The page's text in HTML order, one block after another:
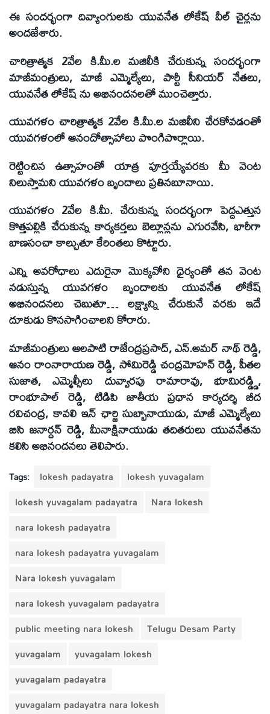
ఈ సందర్భంగా దివ్యాంగులకు యువనేత లోకేష్ వీల్ చైర్లను
అందజేశారు.
చారిత్రాత్మక 2వేల కి.మీ.ల మజిలీకి చేరుకున్న సందర్భంగా
మాజీమంత్రులు, మాజీ ఎమ్మెల్యేలు, పార్టీ సీనియర్ నేతలు,
యువనేత లోకేష్ ను అభినందనలతో ముంచెత్తారు.
యువగళం చారిత్రాత్మక 2వేల కి.మీ.ల మజిలీని చేరకోవడంతో
యువగళంలో ఆనందోత్సాహాలు పొంగిపొర్లాయి.
రెట్టించిన ఉత్సాహంతో యాత్ర పూర్తయ్యేవరకు మీ వెంట
నిలుస్తామని యువగళం బృందాలు ప్రతినబూనాయి.
యువగళం 2వేల కి.మీ. చేరుకున్న సందర్భంగా పెద్దఎత్తున
కొత్తపల్లికి చేరుకున్న కార్యకర్తలు బెల్లూన్లను ఎగురవేసి, భారీగా
బాణసంచా కాల్చుతూ కేరింతలు కొట్టారు.
ఎన్ని అవరోధాలు ఎదురైనా మొక్కవోని ధైర్యంతో తన వెంట
నడుస్తున్న యువగళం బృందాలకు యువనేత లోకేష్
అభినందనలు చెబుతూ… లక్ష్యాన్ని చేరుకునే వరకు ఇదే
దూకుడు కొనసాగించాలని కోరారు.
మాజీమంత్రులు ఆలపాటి రాజేంద్రప్రసాద్, ఎన్.అమర్ నాథ్ రెడ్డి,
ఆనం రాంనారాయణ రెడ్డి, సోమిరెడ్డి చంద్రమోహన్ రెడ్డి, పీతల
సుజాత, ఎమ్మెల్సీలు దువ్వారపు రామారావు, భూమిరడ్డ్డి,
రాంభూపాల్ రెడ్డి, టిడిపి జాతీయ ప్రధాన కార్యదర్శి బీద
రవిచంద్ర, కావలి ఇన్ ఛార్జి సుబ్బానాయుడు, మాజీ ఎమ్మెల్యేలు
బిసి జనార్దన్ రెడ్డి, మీనాక్షినాయుడు తదితరులు యువనేతను
కలిసి అభినందనలు తెలిపారు.
Tags: lokesh padayatra
lokesh yuvagalam
lokesh yuvagalam padayatra
Nara lokesh
nara lokesh padayatra
nara lokesh padayatra yuvagalam
Nara lokesh yuvagalam
nara lokesh yuvagalam padayatra
public meeting nara lokesh
Telugu Desam Party
yuvagalam
yuvagalam lokesh
yuvagalam padayatra
yuvagalam padayatra nara lokesh